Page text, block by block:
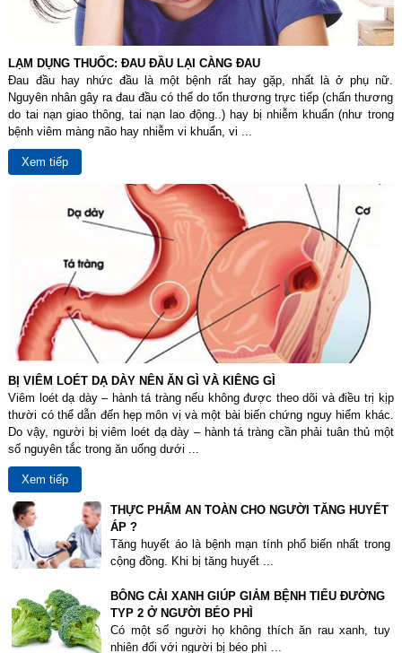
LẠM DỤNG THUỐC: ĐAU ĐẦU LẠI CÀNG ĐAU
Đau đầu hay nhức đầu là một bệnh rất hay gặp, nhất là ở phụ nữ.
Nguyên nhân gây ra đau đầu có thể do tổn thương trực tiếp (chấn thương
do tai nạn giao thông, tai nạn lao động..) hay bị nhiễm khuẩn (như trong
bệnh viêm màng não hay nhiễm vi khuẩn, vi ...
Xem tiếp
BỊ VIÊM LOÉT DẠ DÀY NÊN ĂN GÌ VÀ KIÊNG GÌ
Viêm loét dạ dày – hành tá tràng nếu không được theo dõi và điều trị kịp
thười có thể dẫn đến hẹp môn vị và một bài biến chứng nguy hiểm khác.
Do vậy, người bị viêm loét dạ dày – hành tá tràng cần phải tuân thủ một
số nguyên tắc trong ăn uống dưới ...
Xem tiếp
THỰC PHẨM AN TOÀN CHO NGƯỜI TĂNG HUYẾT
ÁP ?
Tăng huyết áo là bệnh mạn tính phổ biến nhất trong
cộng đồng. Khi bị tăng huyết ...
BÔNG CẢI XANH GIÚP GIẢM BỆNH TIỂU ĐƯỜNG
TYP 2 Ở NGƯỜI BÉO PHÌ
Có một số người họ không thích ăn rau xanh, tuy
nhiên đối với người bị béo phì ...